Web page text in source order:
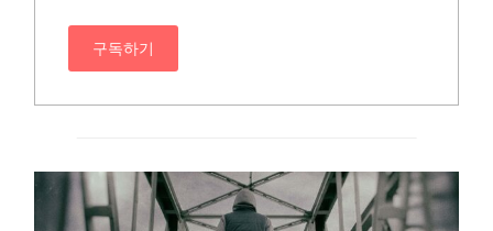
구독하기